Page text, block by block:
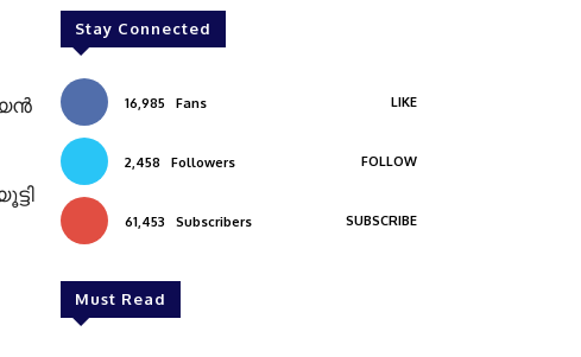
Stay Connected
16,985 Fans LIKE
2,458 Followers FOLLOW
61,453 Subscribers SUBSCRIBE
Must Read